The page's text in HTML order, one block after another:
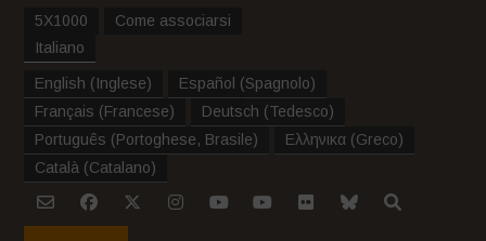
5X1000
Come associarsi
Italiano
English (Inglese) Español (Spagnolo)
Français (Francese) Deutsch (Tedesco)
Português (Portoghese, Brasile) Ελληνικα (Greco)
Català (Catalano)